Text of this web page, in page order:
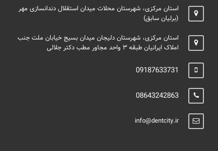
استان مرکزی، شهرستان محلات میدان استقلال دندانسازی مهر
(برلیان سابق)
استان مرکزی، شهرستان دلیجان میدان بسیج خیابان ملت جنب
املاک ایرانیان طبقه ۳ واحد مجاور مطب دکتر جلالی
09187633731
08643242863
info@dentcity.ir